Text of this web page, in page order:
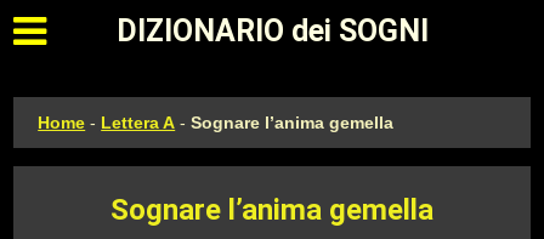
Apri il menu principale
DIZIONARIO dei SOGNI
Home - Lettera A -Sognare l’anima gemella
Sognare l’anima gemella